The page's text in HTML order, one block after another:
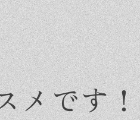
メです！